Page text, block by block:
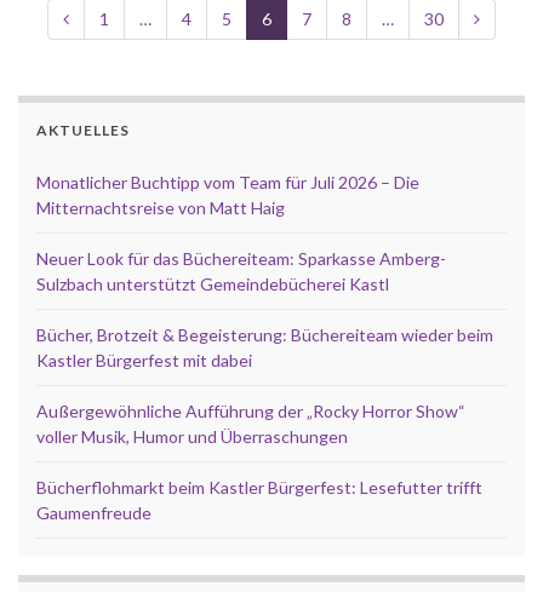
1 … 4 5 6 7 8 … 30
AKTUELLES
Monatlicher Buchtipp vom Team für Juli 2026 – Die
Mitternachtsreise von Matt Haig
Neuer Look für das Büchereiteam: Sparkasse Amberg-
Sulzbach unterstützt Gemeindebücherei Kastl
Bücher, Brotzeit & Begeisterung: Büchereiteam wieder beim
Kastler Bürgerfest mit dabei
Außergewöhnliche Aufführung der „Rocky Horror Show“
voller Musik, Humor und Überraschungen
Bücherflohmarkt beim Kastler Bürgerfest: Lesefutter trifft
Gaumenfreude